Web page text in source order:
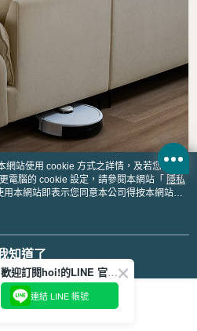
站使用 cookie 方式之詳情，及若您不希
電腦的 cookie 設定，請參閱本網站「 隱私
用本網站即表示您同意本公司得按本網站使
知道了
歡迎訂閱hoi!的LINE 官方帳號
連結 LINE 帳號